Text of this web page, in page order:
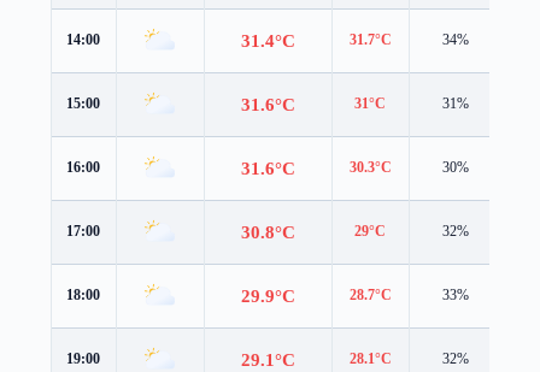
14:00 31.4°C 31.7°C 34%
15:00 31.6°C 31°C 31%
16:00 31.6°C 30.3°C 30%
17:00 30.8°C 29°C 32%
18:00 29.9°C 28.7°C 33%
19:00 29.1°C 28.1°C 32%